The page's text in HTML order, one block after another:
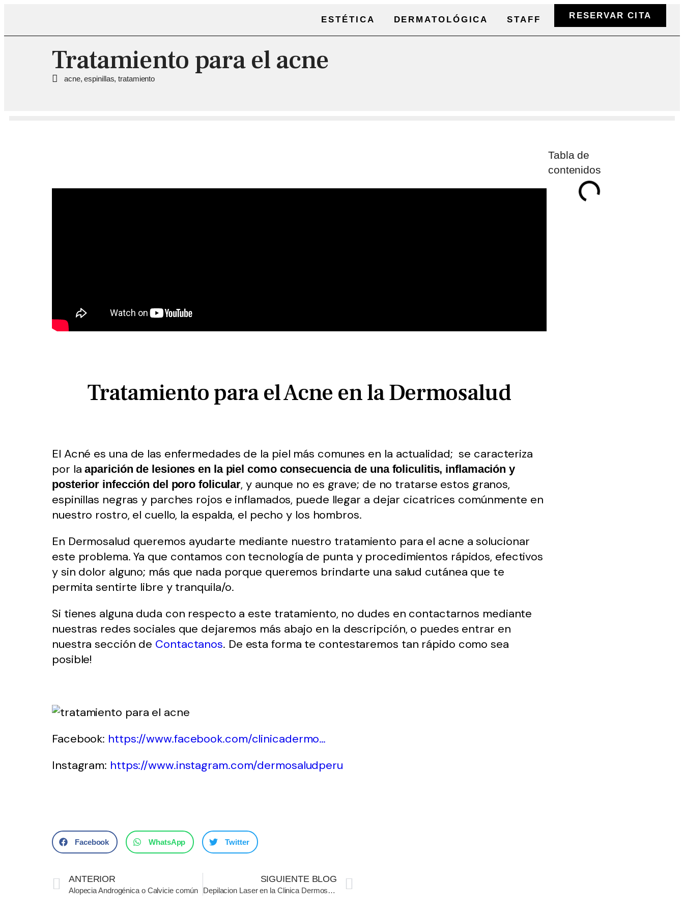
ESTÉTICA DERMATOLÓGICA STAFF RESERVAR CITA
Tratamiento para el acne
acne,espinillas,tratamiento
Tratamiento para el Acne en la Dermosalud
El Acné es una de las enfermedades de la piel más comunes en la actualidad; se caracteriza
por laaparición de lesiones en la piel como consecuencia de una foliculitis, inflamación y
posterior infección del poro folicular, y aunque no es grave; de no tratarse estos granos,
espinillas negras y parches rojos e inflamados, puede llegar a dejar cicatrices comúnmente en
nuestro rostro, el cuello, la espalda, el pecho y los hombros.
En Dermosalud queremos ayudarte mediante nuestro tratamiento para el acne a solucionar
este problema. Ya que contamos con tecnología de punta y procedimientos rápidos, efectivos
y sin dolor alguno; más que nada porque queremos brindarte una salud cutánea que te
permita sentirte libre y tranquila/o.
Si tienes alguna duda con respecto a este tratamiento, no dudes en contactarnos mediante
nuestras redes sociales que dejaremos más abajo en la descripción, o puedes entrar en
nuestra sección de Contactanos. De esta forma te contestaremos tan rápido como sea
posible!
Facebook: https://www.facebook.com/clinicadermo…
Instagram: https://www.instagram.com/dermosaludperu
Facebook WhatsApp Twitter
ANTERIOR
Alopecia Androgénica o Calvicie común
SIGUIENTE BLOG
Depilacion Laser en la Clinica Dermosalud
Tabla de
contenidos